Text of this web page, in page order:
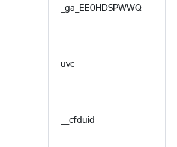
_ga_EE0HDSPWWQ
uvc
__cfduid